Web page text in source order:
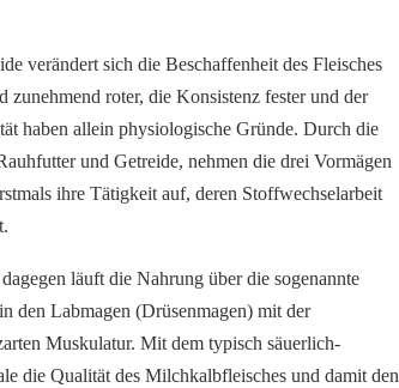
verändert sich die Beschaffenheit des Fleisches
roter, die Konsistenz fester und der
haben allein physiologische Gründe. Durch die
und Getreide, nehmen die drei Vormägen
ihre Tätigkeit auf, deren Stoffwechselarbeit
läuft die Nahrung über die sogenannte
den Labmagen (Drüsenmagen) mit der
Muskulatur. Mit dem typisch säuerlich-
die Qualität des Milchkalbfleisches und damit den